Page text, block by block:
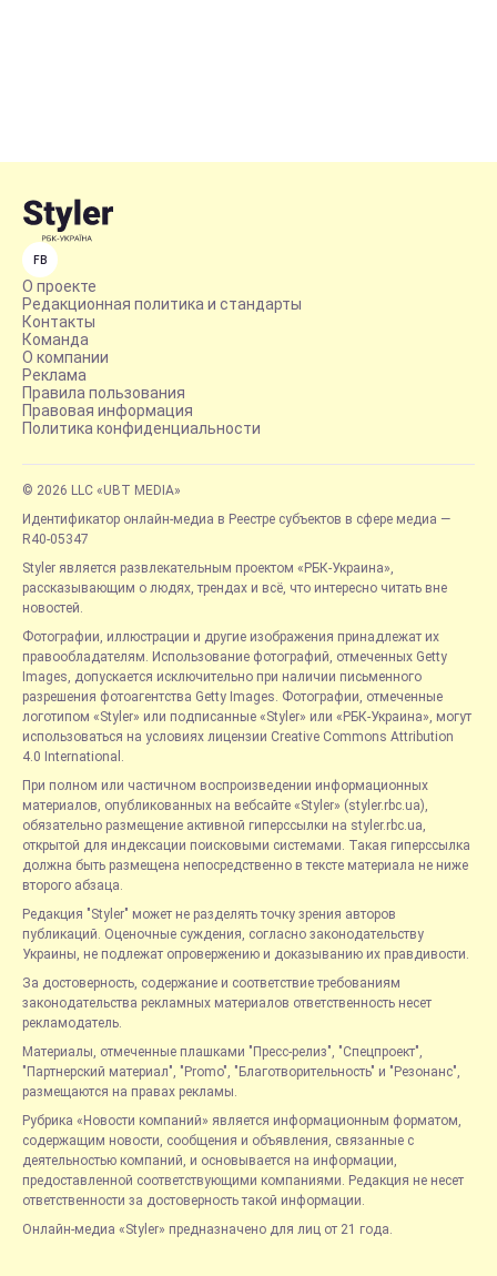
FB
О проекте
Редакционная политика и стандарты
Контакты
Команда
О компании
Реклама
Правила пользования
Правовая информация
Политика конфиденциальности
© 2026 LLC «UBT MEDIA»
Идентификатор онлайн-медиа в Реестре субъектов в сфере медиа —
R40-05347
Styler является развлекательным проектом «РБК-Украина»,
рассказывающим о людях, трендах и всё, что интересно читать вне
новостей.
Фотографии, иллюстрации и другие изображения принадлежат их
правообладателям. Использование фотографий, отмеченных Getty
Images, допускается исключительно при наличии письменного
разрешения фотоагентства Getty Images. Фотографии, отмеченные
логотипом «Styler» или подписанные «Styler» или «РБК-Украина», могут
использоваться на условиях лицензии Creative Commons Attribution
4.0 International.
При полном или частичном воспроизведении информационных
материалов, опубликованных на вебсайте «Styler» (styler.rbc.ua),
обязательно размещение активной гиперссылки на styler.rbc.ua,
открытой для индексации поисковыми системами. Такая гиперссылка
должна быть размещена непосредственно в тексте материала не ниже
второго абзаца.
Редакция "Styler" может не разделять точку зрения авторов
публикаций. Оценочные суждения, согласно законодательству
Украины, не подлежат опровержению и доказыванию их правдивости.
За достоверность, содержание и соответствие требованиям
законодательства рекламных материалов ответственность несет
рекламодатель.
Материалы, отмеченные плашками "Пресс-релиз", "Спецпроект",
"Партнерский материал", "Promo", "Благотворительность" и "Резонанс",
размещаются на правах рекламы.
Рубрика «Новости компаний» является информационным форматом,
содержащим новости, сообщения и объявления, связанные с
деятельностью компаний, и основывается на информации,
предоставленной соответствующими компаниями. Редакция не несет
ответственности за достоверность такой информации.
Онлайн-медиа «Styler» предназначено для лиц от 21 года.